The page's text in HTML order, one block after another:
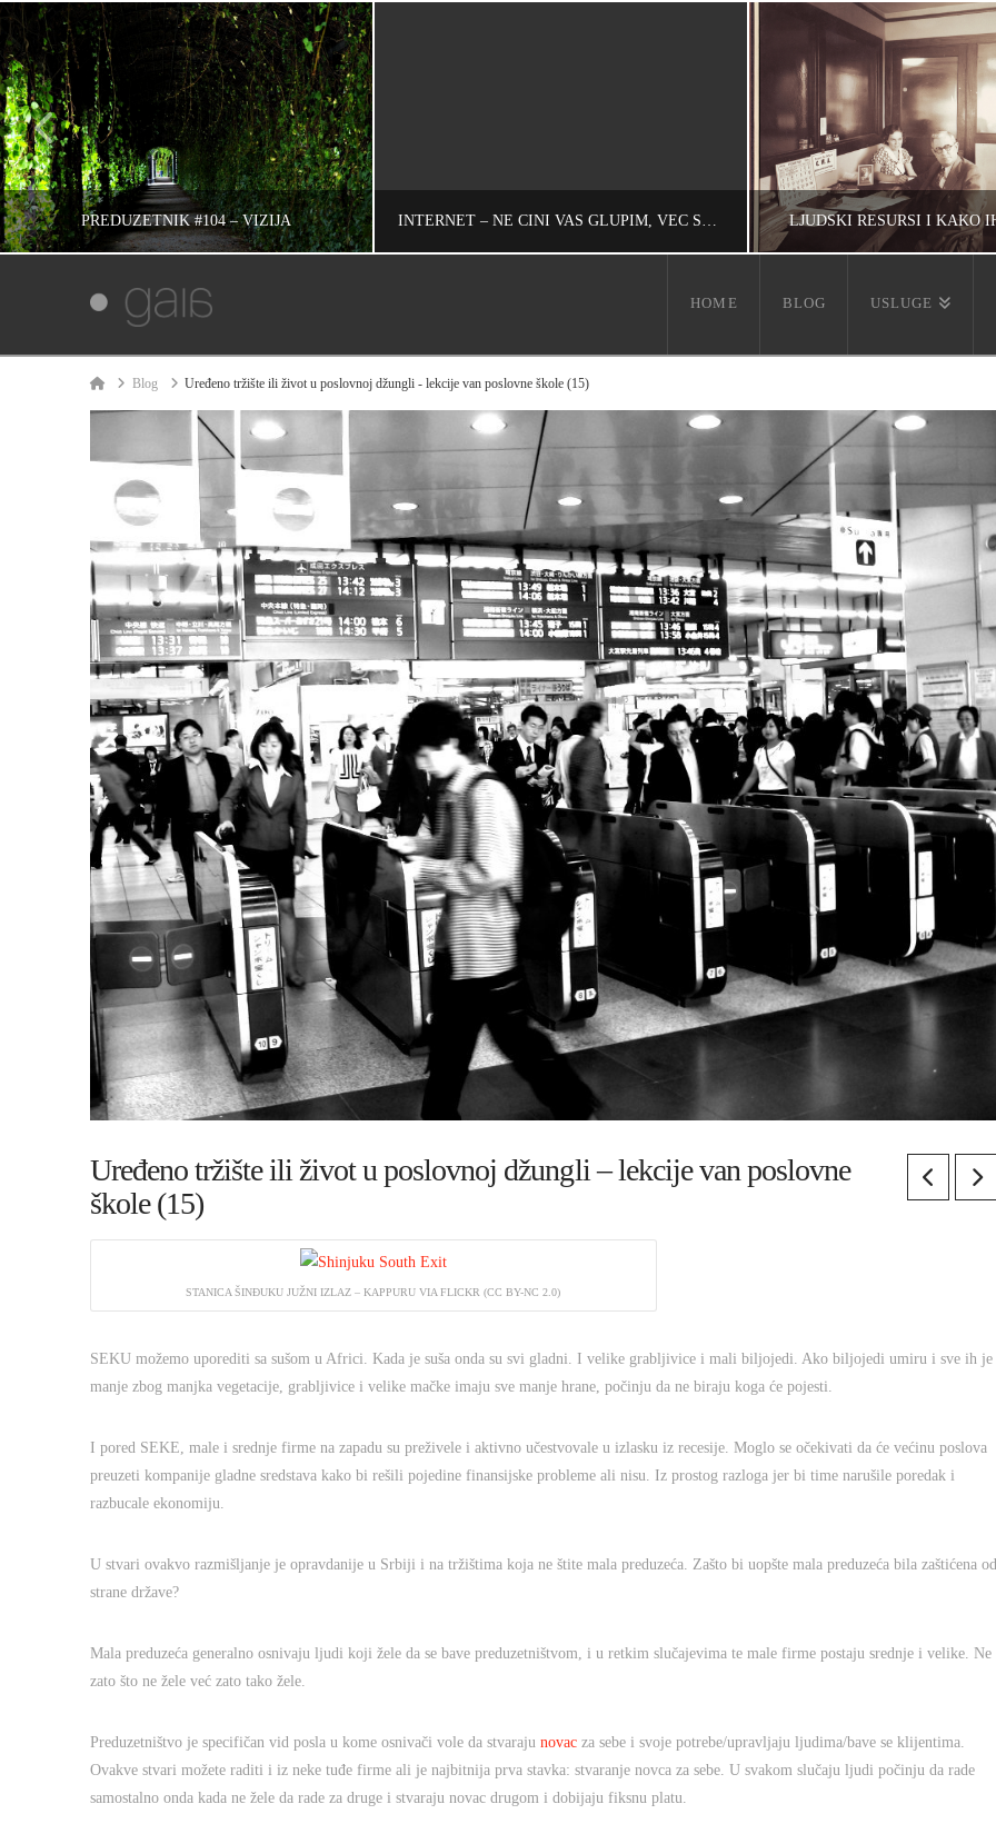
PREDUZETNIK #104 – VIZIJA
INFORMACIJE, RAZMIŠLJANJA, UNCATEGORIZED
ЈУЛ 4, 2011
INTERNET – NE ČINI VAS GLUPIM, VEĆ SAMO ČINI DA (VAŠE) GLUPOSTI BUDU DOSTUPNE DRUGIMA
INFORMACIJE
ОКТОБАР 8, 2008
LJUDSKI RESURSI I KAKO
ОКТОБАР 8, 2008
HOME BLOG USLUGE
HomeBlog Uređeno tržište ili život u poslovnoj džungli - lekcije van poslovne škole (15)
Uređeno tržište ili život u poslovnoj džungli – lekcije van poslovne
škole (15)
STANICA ŠINĐUKU JUŽNI IZLAZ – KAPPURU VIA FLICKR (CC BY-NC 2.0)
SEKU možemo uporediti sa sušom u Africi. Kada je suša onda su svi gladni. I velike grabljivice i mali biljojedi. Ako biljojedi umiru i sve ih je
manje zbog manjka vegetacije, grabljivice i velike mačke imaju sve manje hrane, počinju da ne biraju koga će pojesti.
I pored SEKE, male i srednje firme na zapadu su preživele i aktivno učestvovale u izlasku iz recesije. Moglo se očekivati da će većinu poslova
preuzeti kompanije gladne sredstava kako bi rešili pojedine finansijske probleme ali nisu. Iz prostog razloga jer bi time narušile poredak i
razbucale ekonomiju.
U stvari ovakvo razmišljanje je opravdanije u Srbiji i na tržištima koja ne štite mala preduzeća. Zašto bi uopšte mala preduzeća bila zaštićena od
strane države?
Mala preduzeća generalno osnivaju ljudi koji žele da se bave preduzetništvom, i u retkim slučajevima te male firme postaju srednje i velike. Ne
zato što ne žele već zato tako žele.
Preduzetništvo je specifičan vid posla u kome osnivači vole da stvaraju novacza sebe i svoje potrebe/upravljaju ljudima/bave se klijentima.
Ovakve stvari možete raditi i iz neke tuđe firme ali je najbitnija prva stavka: stvaranje novca za sebe. U svakom slučaju ljudi počinju da rade
samostalno onda kada ne žele da rade za druge i stvaraju novac drugom i dobijaju fiksnu platu.